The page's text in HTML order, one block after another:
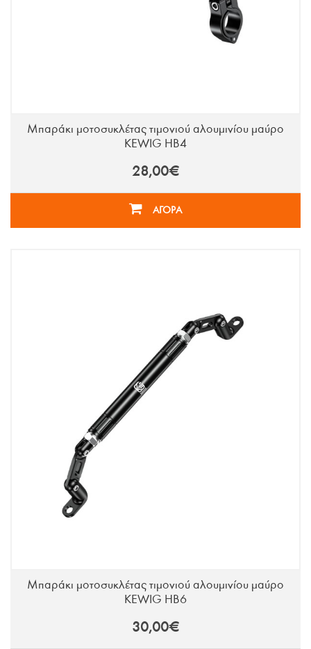
Μπαράκι μοτοσυκλέτας τιμονιού αλουμινίου μαύρο
KEWIG HB4
28,00€
ΑΓΟΡΑ
Μπαράκι μοτοσυκλέτας τιμονιού αλουμινίου μαύρο
KEWIG HB6
30,00€